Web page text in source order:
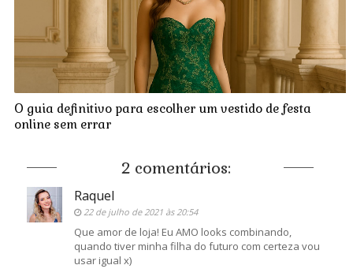
O guia definitivo para escolher um vestido de festa
online sem errar
2 comentários:
Raquel
22 de julho de 2021 às 20:54
Que amor de loja! Eu AMO looks combinando,
quando tiver minha filha do futuro com certeza vou
usar igual x)